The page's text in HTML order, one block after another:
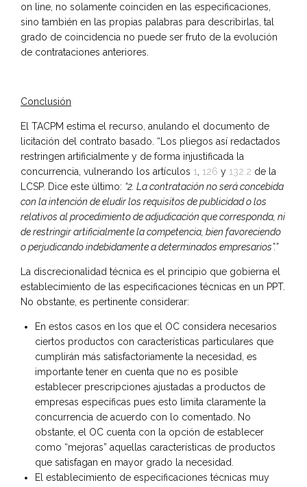
on line, no solamente coinciden en las especificaciones,
sino también en las propias palabras para describirlas, tal
grado de coincidencia no puede ser fruto de la evolución
de contrataciones anteriores.
Conclusión
El TACPM estima el recurso, anulando el documento de
licitación del contrato basado. “Los pliegos así redactados
restringen artificialmente y de forma injustificada la
concurrencia, vulnerando los artículos 1 126 y 132.2 de la
LCSP. Dice este último: “2. La contratación no será concebida
con la intención de eludir los requisitos de publicidad o los
relativos al procedimiento de adjudicación que corresponda, ni
de restringir artificialmente la competencia, bien favoreciendo
o perjudicando indebidamente a determinados empresarios”.”
La discrecionalidad técnica es el principio que gobierna el
establecimiento de las especificaciones técnicas en un PPT.
No obstante, es pertinente considerar:
En estos casos en los que el OC considera necesarios
ciertos productos con características particulares que
cumplirán más satisfactoriamente la necesidad, es
importante tener en cuenta que no es posible
establecer prescripciones ajustadas a productos de
empresas específicas pues esto limita claramente la
concurrencia de acuerdo con lo comentado. No
obstante, el OC cuenta con la opción de establecer
como “mejoras” aquellas características de productos
que satisfagan en mayor grado la necesidad.
El establecimiento de especificaciones técnicas muy